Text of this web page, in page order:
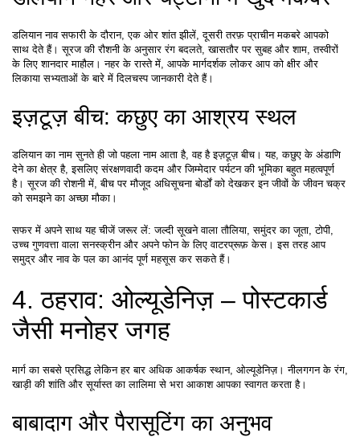
डलियान नाव सफारी के दौरान, एक ओर शांत झीलें, दूसरी तरफ़ प्राचीन मकबरे आपको
साथ देते हैं। सूरज की रौशनी के अनुसार रंग बदलते, खासतौर पर सुबह और शाम, तस्वीरों
के लिए शानदार माहौल। नहर के रास्ते में, आपके मार्गदर्शक लोकर आप को क्षीर और
लिकाया सभ्यताओं के बारे में दिलचस्प जानकारी देते हैं।
इज़टूज़ बीच: कछुए का आश्रय स्थल
डलियान का नाम सुनते ही जो पहला नाम आता है, वह है इज़टूज़ बीच। यह, कछुए के अंडाणि
देने का क्षेत्र है, इसलिए संरक्षणवादी कदम और जिम्मेदार पर्यटन की भूमिका बहुत महत्वपूर्ण
है। सूरज की रोशनी में, बीच पर मौजूद अधिसूचना बोर्डों को देखकर इन जीवों के जीवन चक्र
को समझने का अच्छा मौका।
सफर में अपने साथ यह चीजें जरूर लें: जल्दी सूखने वाला तौलिया, समुंदर का जूता, टोपी,
उच्च गुणवत्ता वाला सनस्क्रीन और अपने फोन के लिए वाटरप्रूफ़ केस। इस तरह आप
समुद्र और नाव के पल का आनंद पूर्ण महसूस कर सकते हैं।
4. ठहराव: ओल्यूडेनिज़ – पोस्टकार्ड
जैसी मनोहर जगह
मार्ग का सबसे प्रसिद्ध लेकिन हर बार अधिक आकर्षक स्थान, ओल्यूडेनिज़। नीलगगन के रंग,
खाड़ी की शांति और सूर्यास्त का लालिमा से भरा आकाश आपका स्वागत करता है।
बाबादाग और पैरासूटिंग का अनुभव